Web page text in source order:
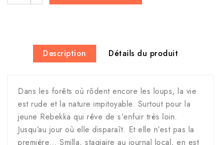
Description Détails du produit
Dans les forêts où rôdent encore les loups, la vie
est rude et la nature impitoyable. Surtout pour la
jeune Rebekka qui rêve de s'enfuir très loin.
Jusqu’au jour où elle disparaît. Et elle n’est pas la
première… Smilla, stagiaire au journal local, en est